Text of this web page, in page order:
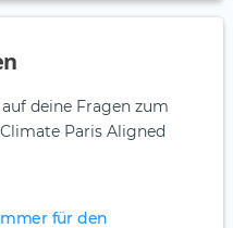
deine Fragen zum
Paris Aligned
für den